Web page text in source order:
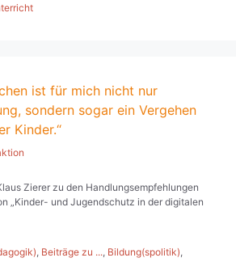
ist für mich nicht nur
sondern sogar ein Vergehen
Kinder.“
Zierer zu den Handlungsempfehlungen
„Kinder- und Jugendschutz in der digitalen
, Beiträge zu ..., Bildung(spolitik),